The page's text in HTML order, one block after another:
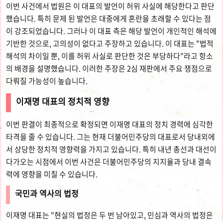
이번 사건에서 법원은 이 대표의 발언이 허위 사실에 해당한다고 판단
했습니다. 특히 문제 된 발언은 대중에게 혼란을 초래할 수 있다는 점
이 강조되었습니다. 그러나 이 대표 측은 해당 발언이 개인적인 해석에
기반한 것으로, 고의성이 없다고 주장하고 있습니다. 이 대표는 "법적
해석의 차이일 뿐, 이를 허위 사실로 판단한 것은 부당하다"라고 항소
의 배경을 설명했습니다. 이러한 주장은 2심 재판에서 주요 쟁점으로
다뤄질 가능성이 높습니다.
이재명 대표의 정치적 영향
이번 판결이 최종적으로 확정되면 이재명 대표의 정치 경력에 심각한
타격을 줄 수 있습니다. 그는 현재 더불어민주당의 대표로서 당내외에
서 상당한 정치적 영향력을 가지고 있습니다. 특히 내년 총선과 대선이
다가오는 시점에서 이번 사건은 더불어민주당의 지지율과 당내 결속
력에 영향을 미칠 수 있습니다.
국민과 역사의 법정
이재명 대표는 "현실의 법정은 두 번 남아있고, 민심과 역사의 법정은